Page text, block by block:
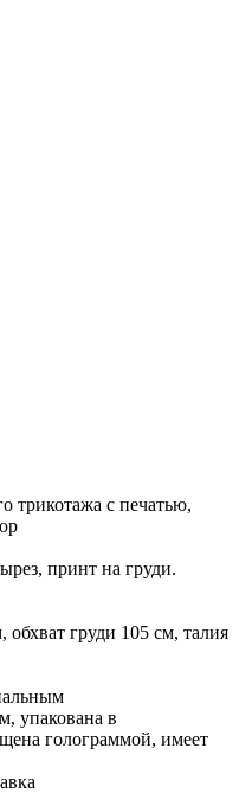
трикотажа с печатью,
принт на груди.
обхват груди 105 см, талия
упакована в
голограммой, имеет